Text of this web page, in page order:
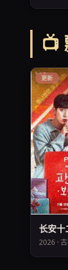
📺
更新
长安十
2026 ·